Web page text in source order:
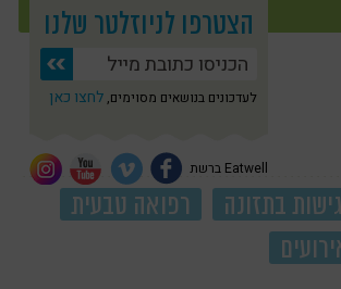
הצטרפו לניוזלטר שלנו
לעדכונים בנושאים מסוימים, לחצו כאן
Eatwell ברשת
גישות בתזונה
רפואה טבעית